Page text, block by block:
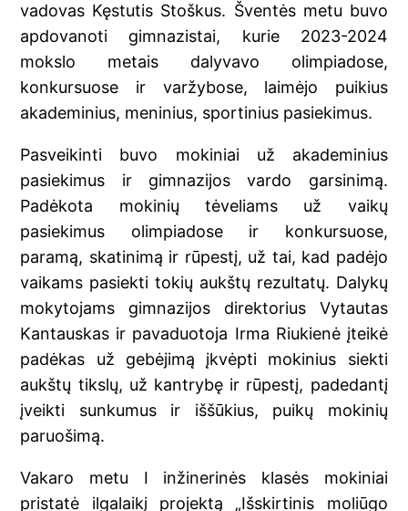
vadovas Kęstutis Stoškus. Šventės metu buvo
apdovanoti gimnazistai, kurie 2023-2024
mokslo metais dalyvavo olimpiadose,
konkursuose ir varžybose, laimėjo puikius
akademinius, meninius, sportinius pasiekimus.
Pasveikinti buvo mokiniai už akademinius
pasiekimus ir gimnazijos vardo garsinimą.
Padėkota mokinių tėveliams už vaikų
pasiekimus olimpiadose ir konkursuose,
paramą, skatinimą ir rūpestį, už tai, kad padėjo
vaikams pasiekti tokių aukštų rezultatų. Dalykų
mokytojams gimnazijos direktorius Vytautas
Kantauskas ir pavaduotoja Irma Riukienė įteikė
padėkas už gebėjimą įkvėpti mokinius siekti
aukštų tikslų, už kantrybę ir rūpestį, padedantį
įveikti sunkumus ir iššūkius, puikų mokinių
paruošimą.
Vakaro metu I inžinerinės klasės mokiniai
pristatė ilgalaikį projektą „Išskirtinis moliūgo